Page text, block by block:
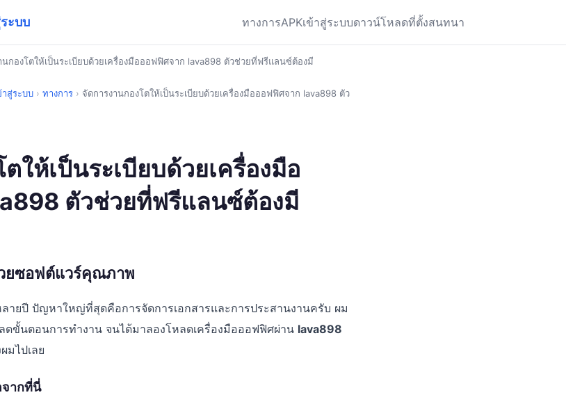
ะบบ ทางการAPKเข้าสู่ระบบดาวน์โหลดที่ตั้งสนทนา
นกองโตให้เป็นระเบียบด้วยเครื่องมือออฟฟิศจาก lava898 ตัวช่วยที่ฟรีแลนซ์ต้องมี
สู่ระบบ › ทางการ › จัดการงานกองโตให้เป็นระเบียบด้วยเครื่องมือออฟฟิศจาก lava898 ตัว
ให้เป็นระเบียบด้วยเครื่องมือ
ตัวช่วยที่ฟรีแลนซ์ต้องมี
ยซอฟต์แวร์คุณภาพ
ายปี ปัญหาใหญ่ที่สุดคือการจัดการเอกสารและการประสานงานครับ ผม
ขั้นตอนการทำงาน จนได้มาลองโหลดเครื่องมือออฟฟิศผ่าน lava898
มไปเลย
จากที่นี่